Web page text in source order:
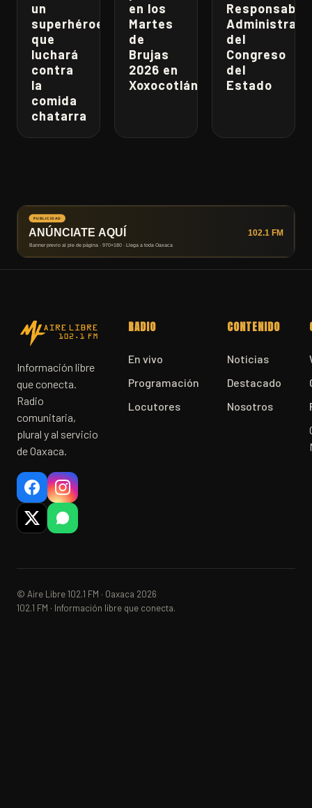
un
superhéroe
que
luchará
contra
la
comida
chatarra
en los
Martes
de
Brujas
2026 en
Xoxocotlán
del
Congreso
del
Estado
Información libre
que conecta.
Radio
comunitaria,
plural y al servicio
de Oaxaca.
RADIO
En vivo
Programación
Locutores
CONTENIDO
Noticias
Destacado
Nosotros
© Aire Libre 102.1 FM · Oaxaca 2026
102.1 FM · Información libre que conecta.